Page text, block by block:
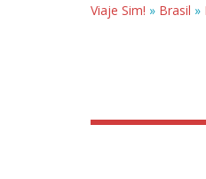
Viaje Sim! » Brasil »